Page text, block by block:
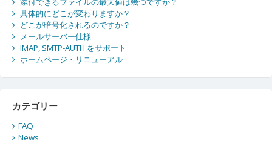
具体的にどこが変わりますか？
どこが暗号化されるのですか？
メールサーバー仕様
IMAP, SMTP-AUTH をサポート
ホームページ・リニューアル
カテゴリー
FAQ
News